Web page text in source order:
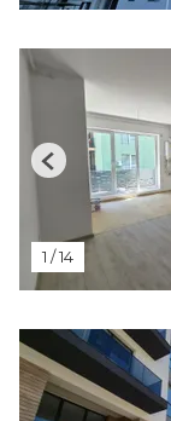
1 /14
Previous